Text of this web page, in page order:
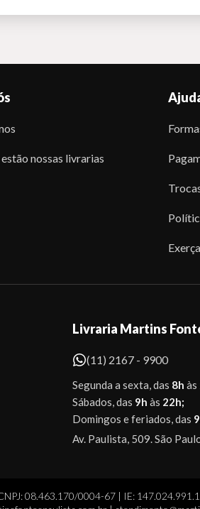
nossas livrarias
Livraria Martins
(11) 2167 - 9900
Segunda a sexta, das 8h às
Sábados, das 9h às 22h;
Domingos e feriados, das
Av. Paulista, 509. São
08.463.170/0004-67 | IE: